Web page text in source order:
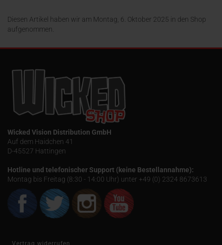
Diesen Artikel haben wir am Montag, 6. Oktober 2025 in den Shop
aufgenommen.
Wicked Vision Distribution GmbH
Auf dem Haidchen 41
D-45527 Hattingen
Hotline und telefonischer Support (keine Bestellannahme):
Montag bis Freitag (8:30 - 14:00 Uhr) unter +49 (0) 2324 8673613
Vertrag widerrufen